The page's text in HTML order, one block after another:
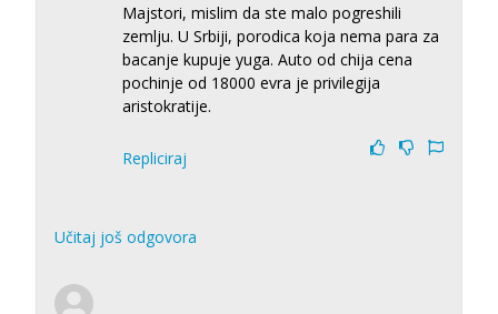
Majstori, mislim da ste malo pogreshili
zemlju. U Srbiji, porodica koja nema para za
bacanje kupuje yuga. Auto od chija cena
pochinje od 18000 evra je privilegija
aristokratije.
Repliciraj
Učitaj još odgovora